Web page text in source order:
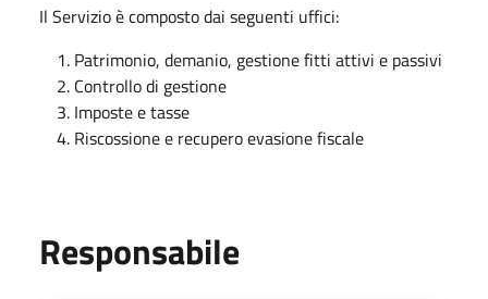
Il Servizio è composto dai seguenti uffici:
Patrimonio, demanio, gestione fitti attivi e passivi
Controllo di gestione
Imposte e tasse
Riscossione e recupero evasione fiscale
Responsabile